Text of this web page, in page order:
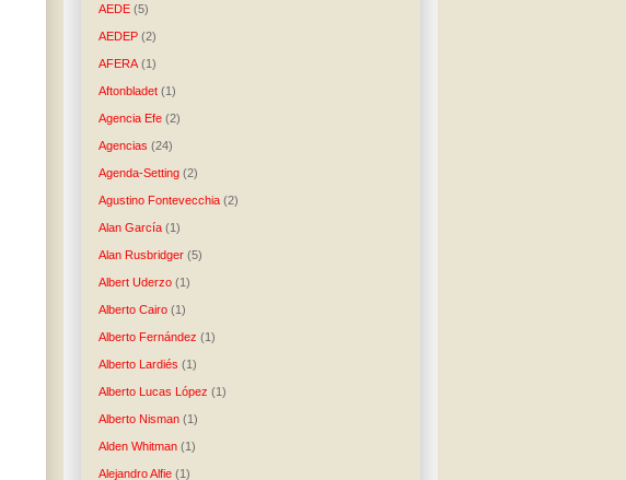
AEDE (5)
AEDEP (2)
AFERA (1)
Aftonbladet (1)
Agencia Efe (2)
Agencias (24)
Agenda-Setting (2)
Agustino Fontevecchia (2)
Alan García (1)
Alan Rusbridger (5)
Albert Uderzo (1)
Alberto Cairo (1)
Alberto Fernández (1)
Alberto Lardiés (1)
Alberto Lucas López (1)
Alberto Nisman (1)
Alden Whitman (1)
Alejandro Alfie (1)